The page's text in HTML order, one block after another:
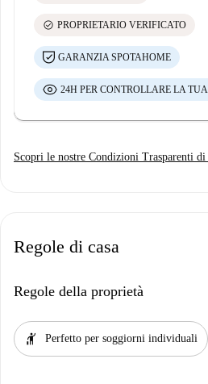
check_circle PROPRIETARIO VERIFICATO
GARANZIA SPOTAHOME
24H PER CONTROLLARE LA
Scopri le nostre Condizioni Trasparenti di
Regole di casa
Regole della proprietà
hail Perfetto per soggiorni individuali